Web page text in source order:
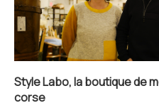
Style Labo, la boutique de
corse